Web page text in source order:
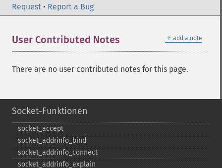
Request • Report a Bug
＋ add a note
User Contributed Notes
There are no user contributed notes for this page.
Socket-Funktionen
socket_​accept
socket_​addrinfo_​bind
socket_​addrinfo_​connect
socket_​addrinfo_​explain